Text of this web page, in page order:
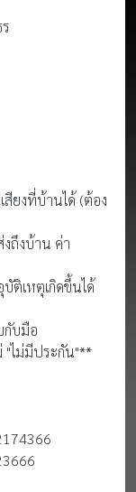
ยงที่บ้านได้ (ต้อง
ถึงบ้าน ค่า
ติเหตุเกิดขึ้นได้
กับมือ
"ไม่มีประกัน"**